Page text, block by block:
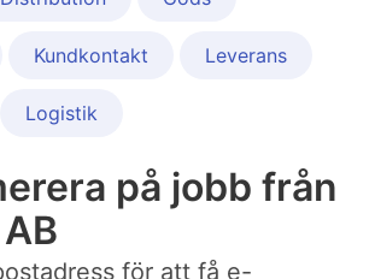
Kundkontakt Leverans
Logistik
på jobb från
för att få e-